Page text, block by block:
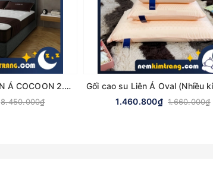
NỆM LÒ XO TÚI LIÊN Á COCOON 2.0 FIRM - CHÍNH HÃNG, BẢO HÀNH 10 NĂM
8.450.000₫
1.460.800₫ 1.660.000₫